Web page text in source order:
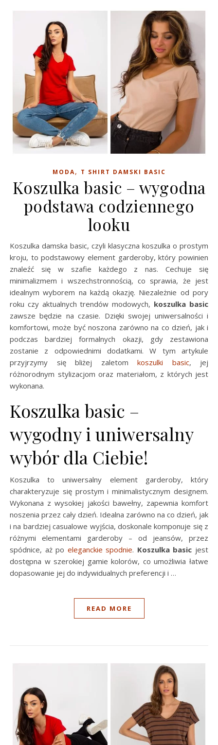
MODA, T SHIRT DAMSKI BASIC
Koszulka basic – wygodna
podstawa codziennego
looku
Koszulka damska basic, czyli klasyczna koszulka o prostym
kroju, to podstawowy element garderoby, który powinien
znaleźć się w szafie każdego z nas. Cechuje się
minimalizmem i wszechstronnością, co sprawia, że jest
idealnym wyborem na każdą okazję. Niezależnie od pory
roku czy aktualnych trendów modowych, koszulka basic
zawsze będzie na czasie. Dzięki swojej uniwersalności i
komfortowi, może być noszona zarówno na co dzień, jak i
podczas bardziej formalnych okazji, gdy zestawiona
zostanie z odpowiednimi dodatkami. W tym artykule
przyjrzymy się bliżej zaletom koszulki basic, jej
różnorodnym stylizacjom oraz materiałom, z których jest
wykonana.
Koszulka basic –
wygodny i uniwersalny
wybór dla Ciebie!
Koszulka to uniwersalny element garderoby, który
charakteryzuje się prostym i minimalistycznym designem.
Wykonana z wysokiej jakości bawełny, zapewnia komfort
noszenia przez cały dzień. Idealna zarówno na co dzień, jak
i na bardziej casualowe wyjścia, doskonale komponuje się z
różnymi elementami garderoby – od jeansów, przez
spódnice, aż po eleganckie spodnie. Koszulka basic jest
dostępna w szerokiej gamie kolorów, co umożliwia łatwe
dopasowanie jej do indywidualnych preferencji i …
READ MORE